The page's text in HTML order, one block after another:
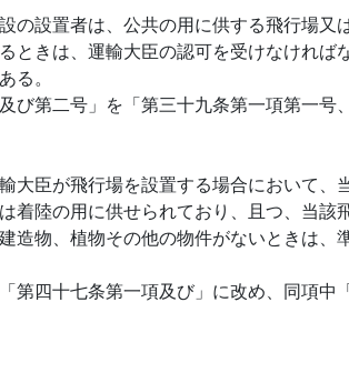
の設置者は、公共の用に供する飛行場又
ときは、運輸大臣の認可を受けなければ
る。
び第二号」を「第三十九条第一項第一号
大臣が飛行場を設置する場合において、
着陸の用に供せられており、且つ、当該
造物、植物その他の物件がないときは、
第四十七条第一項及び」に改め、同項中